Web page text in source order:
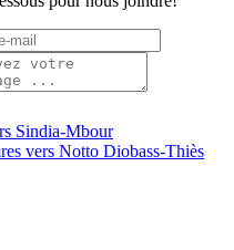
Sindia-Mbour
vers Notto Diobass-Thiès